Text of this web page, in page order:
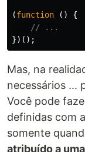
(function ()
{
// ...
})();
Mas, na
necessários ...
Você pode
definidas com
somente
atribuído a